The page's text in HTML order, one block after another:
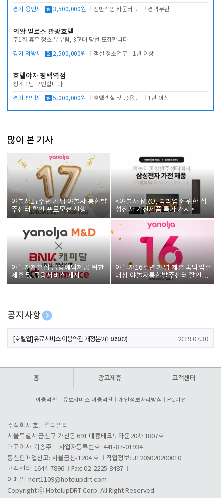
경기 용인시 월 3,500,000원 전반적인 카운터 업무 경력무관
의왕 밀로스 관광호텔
주1회 휴무 청소 부부팀, 3교대 당번 모집합니다.
경기 의왕시 월 2,500,000원 객실 청소업무 1년 이상
호텔야자 평택역점
청소 1팀 구인합니다
경기 평택시 월 5,000,000원 호텔객실 및 공용시설 청소 관리 1년 이상
많이 본 기사
야놀자17주년 기념 야놀자 통합발
주센터 할인 프로모션 진행
<야놀자 MRO, 숙박업소 위한 삼
성전자 가전제품 특가 개시>
야놀자제휴점 금융혜택제공 위한
제휴 및 금융서비스 게시
야놀자16주년 기념 제휴 숙박업주
대상 야놀자통합발주센터 할인쿠
폰 증정
공지사항
[호텔업] 개인정보 처리방침 개정본1 (19.09.02)
[호텔업] 유료서비스 이용약관 개정본2 (19.09.02) 2019.07.30
홈 광고제휴 고객센터
이용약관 유료서비스 이용약관 개인정보처리방침 PC버전
주식회사 호텔업디알티
서울특별시 금천구 가산동 691 대륭테크노타운20차 1807호
대표이사: 이송주
사업자등록번호: 441-87-01934
통신판매업신고: 서울금천-1204 호
직업정보: J1206020200010
고객센터: 1644-7896
Fax: 02-2225-8487
이메일: hdrt1109@hotelupdrt.com
Copyright ⓒ HotelupDRT Corp. All Right Reserved.